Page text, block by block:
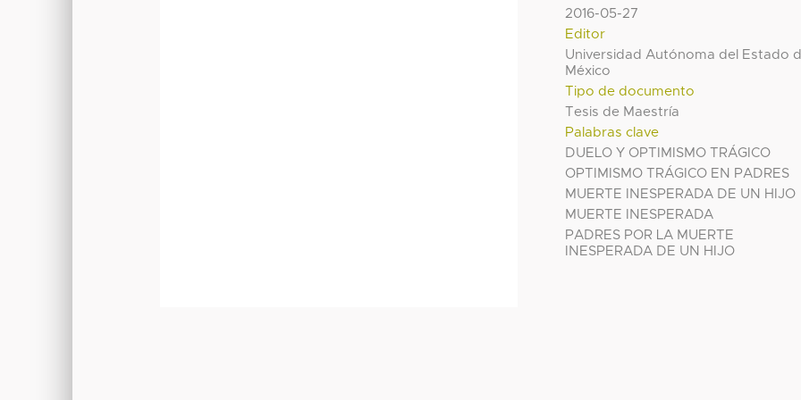
2016-05-27
Editor
Universidad Autónoma del Estado
México
Tipo de documento
Tesis de Maestría
Palabras clave
DUELO Y OPTIMISMO TRÁGICO
OPTIMISMO TRÁGICO EN PADRES
MUERTE INESPERADA DE UN HIJO
MUERTE INESPERADA
PADRES POR LA MUERTE
INESPERADA DE UN HIJO